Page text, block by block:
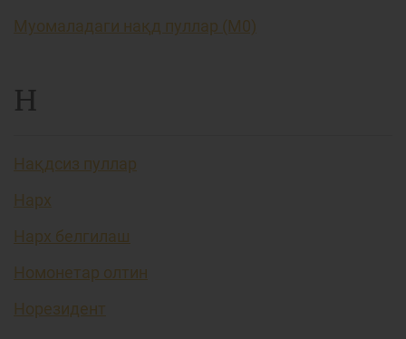
Муомаладаги нақд пуллар (М0)
Н
Нақдсиз пуллар
Нарх
Нарх белгилаш
Номонетар олтин
Норезидент